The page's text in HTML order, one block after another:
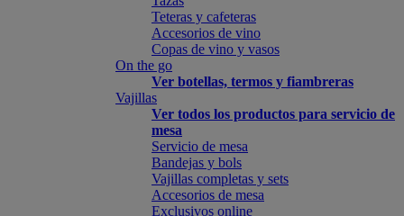
Teteras y cafeteras
Accesorios de vino
Copas de vino y vasos
On the go
Ver botellas, termos y fiambreras
Vajillas
Ver todos los productos para servicio de
mesa
Servicio de mesa
Bandejas y bols
Vajillas completas y sets
Accesorios de mesa
Exclusivos online